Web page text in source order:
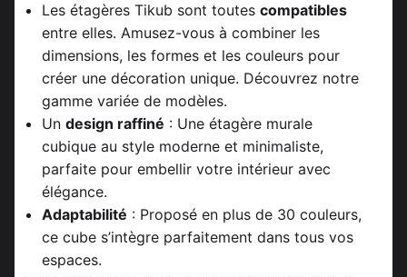
Les étagères Tikub sont toutes compatibles
entre elles. Amusez-vous à combiner les
dimensions, les formes et les couleurs pour
créer une décoration unique. Découvrez notre
gamme variée de modèles.
Un design raffiné : Une étagère murale
cubique au style moderne et minimaliste,
parfaite pour embellir votre intérieur avec
élégance.
Adaptabilité : Proposé en plus de 30 couleurs,
ce cube s’intègre parfaitement dans tous vos
espaces.